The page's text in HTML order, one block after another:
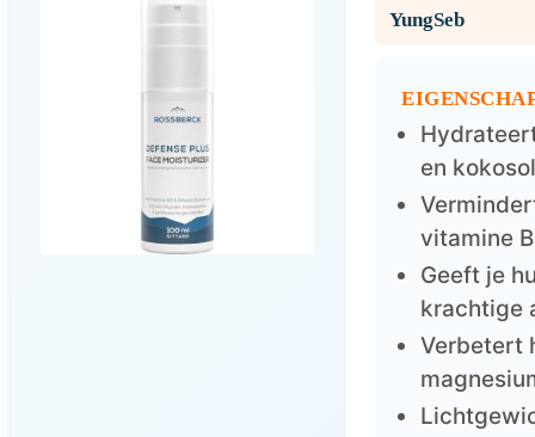
YungSeb
en
vitamine
Geeft je
krachtige
Verbetert